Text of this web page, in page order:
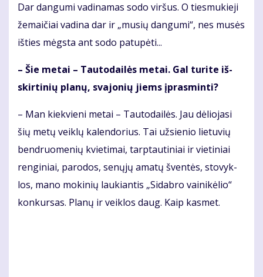
Dar dan­gu­mi va­di­na­mas so­do vir­šus. O ties­mu­kie­ji
že­mai­čiai va­di­na dar ir „mu­sių dan­gu­mi“, nes mu­sės
iš­ties mėgs­ta ant so­do pa­tu­pė­ti...
– Šie me­tai – Tau­to­dai­lės me­tai. Gal tu­ri­te iš­
skir­ti­nių pla­nų, sva­jo­nių jiems įpras­min­ti?
– Man kiek­vie­ni me­tai – Tau­to­dai­lės. Jau dė­lio­ja­si
šių me­tų veik­lų ka­len­do­rius. Tai už­sie­nio lie­tu­vių
ben­druo­me­nių kvie­ti­mai, tarp­tau­ti­niai ir vie­ti­niai
ren­gi­niai, pa­ro­dos, se­nų­jų ama­tų šven­tės, sto­vyk­
los, ma­no mo­ki­nių lau­kian­tis „Si­dab­ro vai­ni­kė­lio“
kon­kur­sas. Pla­nų ir veik­los daug. Kaip kas­met.